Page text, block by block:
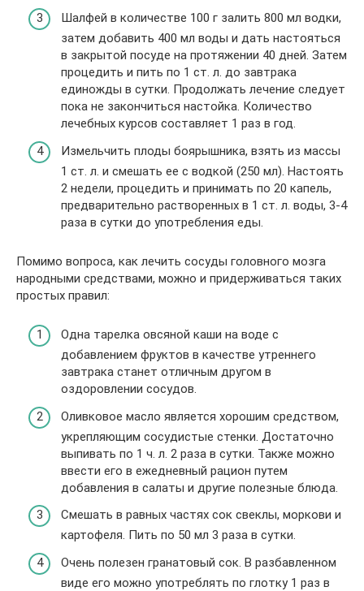
Шалфей в количестве 100 г залить 800 мл водки,
затем добавить 400 мл воды и дать настояться
в закрытой посуде на протяжении 40 дней. Затем
процедить и пить по 1 ст. л. до завтрака
единожды в сутки. Продолжать лечение следует
пока не закончиться настойка. Количество
лечебных курсов составляет 1 раз в год.
Измельчить плоды боярышника, взять из массы
1 ст. л. и смешать ее с водкой (250 мл). Настоять
2 недели, процедить и принимать по 20 капель,
предварительно растворенных в 1 ст. л. воды, 3-4
раза в сутки до употребления еды.
Помимо вопроса, как лечить сосуды головного мозга
народными средствами, можно и придерживаться таких
простых правил:
Одна тарелка овсяной каши на воде с
добавлением фруктов в качестве утреннего
завтрака станет отличным другом в
оздоровлении сосудов.
Оливковое масло является хорошим средством,
укрепляющим сосудистые стенки. Достаточно
выпивать по 1 ч. л. 2 раза в сутки. Также можно
ввести его в ежедневный рацион путем
добавления в салаты и другие полезные блюда.
Смешать в равных частях сок свеклы, моркови и
картофеля. Пить по 50 мл 3 раза в сутки.
Очень полезен гранатовый сок. В разбавленном
виде его можно употреблять по глотку 1 раз в